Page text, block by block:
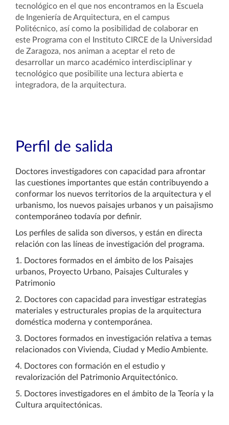
tecnológico en el que nos encontramos en la Escuela
de Ingeniería de Arquitectura, en el campus
Politécnico, así como la posibilidad de colaborar en
este Programa con el Instituto CIRCE de la Universidad
de Zaragoza, nos animan a aceptar el reto de
desarrollar un marco académico interdisciplinar y
tecnológico que posibilite una lectura abierta e
integradora, de la arquitectura.
Perfil de salida
Doctores investigadores con capacidad para afrontar
las cuestiones importantes que están contribuyendo a
conformar los nuevos territorios de la arquitectura y el
urbanismo, los nuevos paisajes urbanos y un paisajismo
contemporáneo todavía por definir.
Los perfiles de salida son diversos, y están en directa
relación con las líneas de investigación del programa.
1. Doctores formados en el ámbito de los Paisajes
urbanos, Proyecto Urbano, Paisajes Culturales y
Patrimonio
2. Doctores con capacidad para investigar estrategias
materiales y estructurales propias de la arquitectura
doméstica moderna y contemporánea.
3. Doctores formados en investigación relativa a temas
relacionados con Vivienda, Ciudad y Medio Ambiente.
4. Doctores con formación en el estudio y
revalorización del Patrimonio Arquitectónico.
5. Doctores investigadores en el ámbito de la Teoría y la
Cultura arquitectónicas.